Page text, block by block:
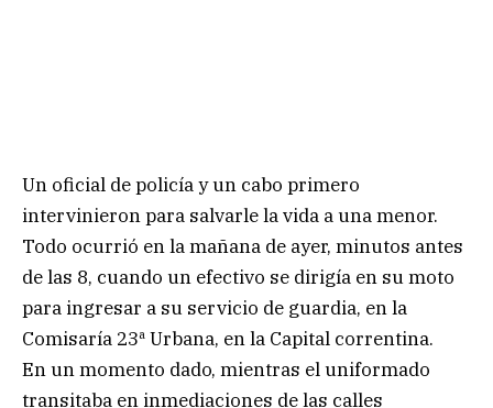
Un oficial de policía y un cabo primero
intervinieron para salvarle la vida a una menor.
Todo ocurrió en la mañana de ayer, minutos antes
de las 8, cuando un efectivo se dirigía en su moto
para ingresar a su servicio de guardia, en la
Comisaría 23ª Urbana, en la Capital correntina.
En un momento dado, mientras el uniformado
transitaba en inmediaciones de las calles